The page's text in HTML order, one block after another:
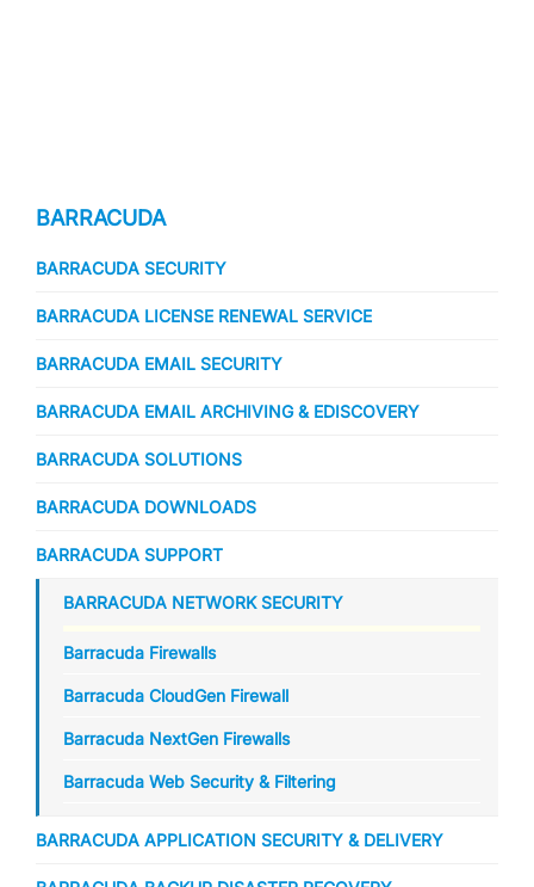
BARRACUDA
BARRACUDA SECURITY
BARRACUDA LICENSE RENEWAL SERVICE
BARRACUDA EMAIL SECURITY
BARRACUDA EMAIL ARCHIVING & EDISCOVERY
BARRACUDA SOLUTIONS
BARRACUDA DOWNLOADS
BARRACUDA SUPPORT
BARRACUDA NETWORK SECURITY
Barracuda Firewalls
Barracuda CloudGen Firewall
Barracuda NextGen Firewalls
Barracuda Web Security & Filtering
BARRACUDA APPLICATION SECURITY & DELIVERY